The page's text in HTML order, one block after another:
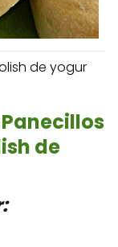
de yogur
de